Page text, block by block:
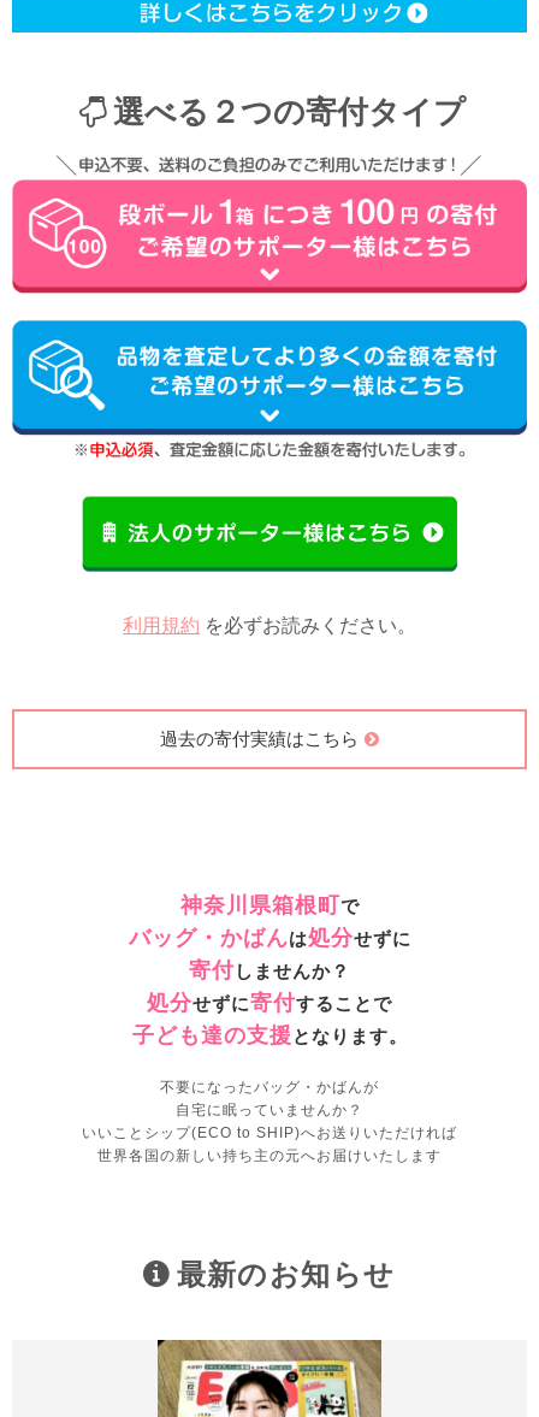
選べる２つの寄付タイプ
利用規約 を必ずお読みください。
過去の寄付実績はこちら
神奈川県箱根町 で
バッグ・かばんは処分せずに
寄付しませんか？
処分せずに寄付することで
子ども達の支援 となります。
不要になったバッグ・かばんが
自宅に眠っていませんか？
いいことシップ(ECO to SHIP)へお送りいただければ
世界各国の新しい持ち主の元へお届けいたします
最新のお知らせ